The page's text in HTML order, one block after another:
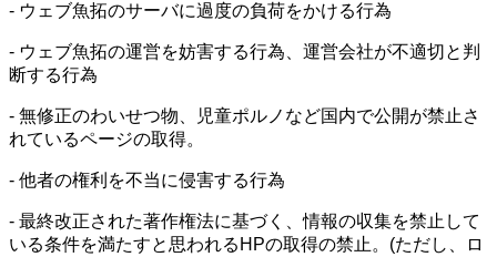
- ウェブ魚拓のサーバに過度の負荷をかける行為
- ウェブ魚拓の運営を妨害する行為、運営会社が不適切と判
断する行為
- 無修正のわいせつ物、児童ポルノなど国内で公開が禁止さ
れているページの取得。
- 他者の権利を不当に侵害する行為
- 最終改正された著作権法に基づく、情報の収集を禁止して
いる条件を満たすと思われるHPの取得の禁止。(ただし、ロ